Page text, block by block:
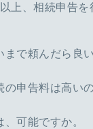
上、相続申告
まで頼んだら良い
の申告料は高い
可能ですか。